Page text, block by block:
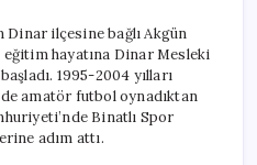
için
Dinar ilçesine bağlı Akgün
hayatına Dinar Mesleki
1995-2004 yılları
amatör futbol oynadıktan
Binatlı Spor
adım attı.